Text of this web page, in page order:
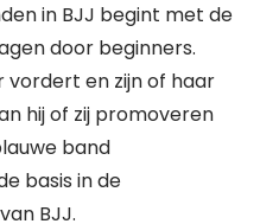
in BJJ begint met de
door beginners.
en zijn of haar
hij of zij promoveren
band
basis in de
BJJ.